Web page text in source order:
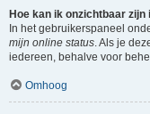
Hoe kan ik onzichtbaar
In het gebruikerspaneel
mijn online status. Als je
iedereen, behalve voor
Omhoog